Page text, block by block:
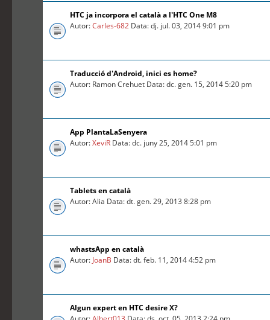
HTC ja incorpora el català a l'HTC One M8
Autor:Carles-682 Data: dj. jul. 03, 2014 9:01 pm
Traducció d'Android, inici es home?
Autor: Ramon Crehuet Data: dc. gen. 15, 2014 5:20 pm
App PlantaLaSenyera
Autor:XeviR Data: dc. juny 25, 2014 5:01 pm
Tablets en català
Autor: Alia Data: dt. gen. 29, 2013 8:28 pm
whastsApp en català
Autor: JoanB Data: dt. feb. 11, 2014 4:52 pm
Algun expert en HTC desire X?